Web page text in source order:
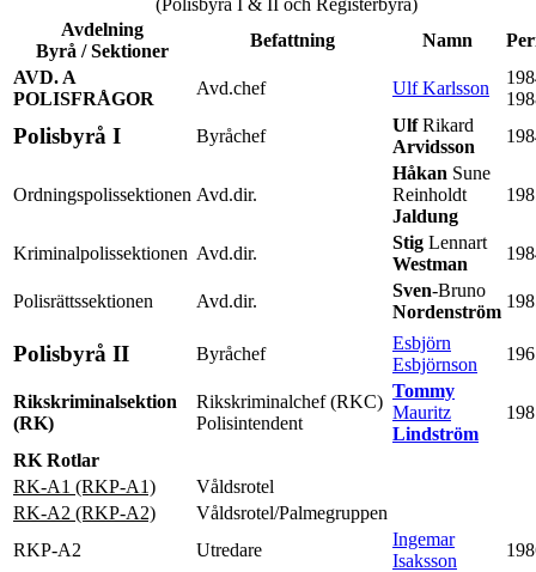
Avdelning
Byrå / Sektioner
Befattning Namn
AVD. A
POLISFRÅGOR
Avd.chef Ulf Karlsson
Polisbyrå I Byråchef
UlfRikard
Arvidsson
Ordningspolissektionen Avd.dir.
Håkan Sune
Reinholdt
Jaldung
Kriminalpolissektionen Avd.dir.
Stig Lennart
Westman
Polisrättssektionen Avd.dir.
Sven-Bruno
Nordenström
Polisbyrå II Byråchef
Esbjörn
Esbjörnson
Rikskriminalsektion
(RK)
Rikskriminalchef (RKC)
Polisintendent
Tommy
Mauritz
Lindström
RK Rotlar
RK-A1 (RKP-A1)
Våldsrotel
RK-A2 (RKP-A2)
Våldsrotel/Palmegruppen
RKP-A2
Utredare
Ingemar
Isaksson